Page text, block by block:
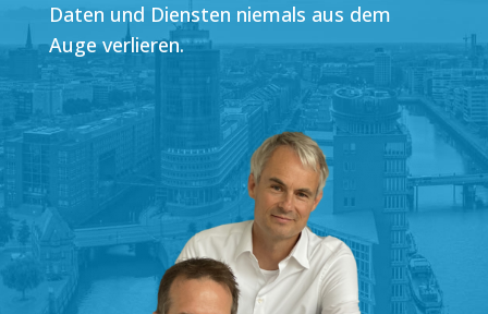
Daten und Diensten niemals aus dem
Auge verlieren.